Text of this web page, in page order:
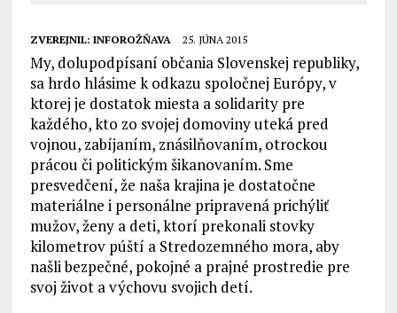
ZVEREJNIL: INFOROŽŇAVA 25. JÚNA 2015
My, dolupodpísaní občania Slovenskej republiky,
sa hrdo hlásime k odkazu spoločnej Európy, v
ktorej je dostatok miesta a solidarity pre
každého, kto zo svojej domoviny uteká pred
vojnou, zabíjaním, znásilňovaním, otrockou
prácou či politickým šikanovaním. Sme
presvedčení, že naša krajina je dostatočne
materiálne i personálne pripravená prichýliť
mužov, ženy a deti, ktorí prekonali stovky
kilometrov púští a Stredozemného mora, aby
našli bezpečné, pokojné a prajné prostredie pre
svoj život a výchovu svojich detí.